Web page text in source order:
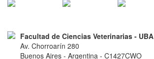
Facultad de Ciencias Veterinarias - UBA
Av. Chorroarín 280
Buenos Aires - Argentina - C1427CWO